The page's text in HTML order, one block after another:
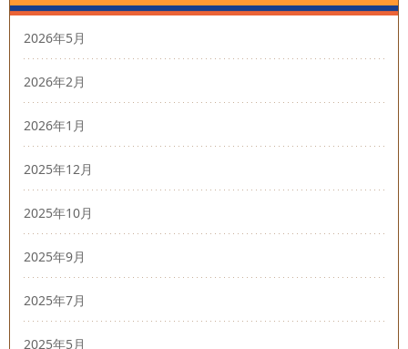
2026年5月
2026年2月
2026年1月
2025年12月
2025年10月
2025年9月
2025年7月
2025年5月